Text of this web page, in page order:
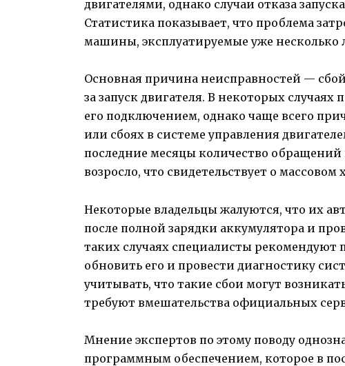
двигателями, однако случаи отказа
Статистика показывает, что проблема
машины, эксплуатируемые уже несколько
Основная причина неисправностей —
за запуск двигателя. В некоторых
его подключением, однако чаще всего
или сбоях в системе управления
последние месяцы количество обращений
возросло, что свидетельствует о массовом
Некоторые владельцы жалуются, что их
после полной зарядки аккумулятора и
таких случаях специалисты рекомендуют
обновить его и провести диагностику
учитывать, что такие сбои могут
требуют вмешательства официальных
Мнение экспертов по этому поводу
программным обеспечением, которое в